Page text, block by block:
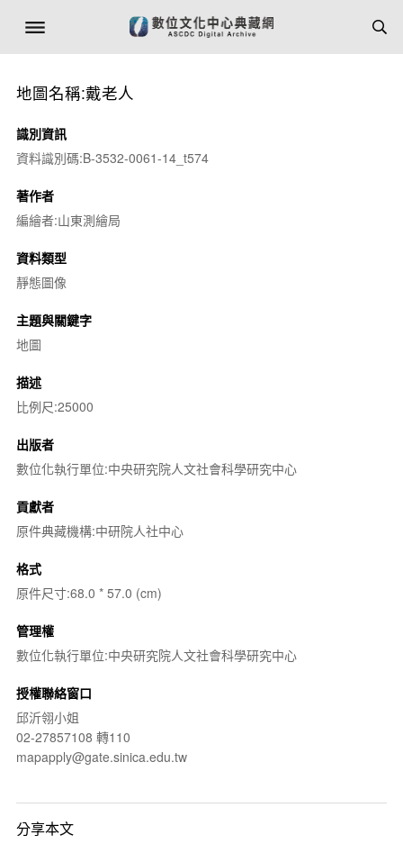
地圖名稱:戴老人
識別資訊
資料識別碼:B-3532-0061-14_t574
著作者
編繪者:山東測繪局
資料類型
靜態圖像
主題與關鍵字
地圖
描述
比例尺:25000
出版者
數位化執行單位:中央研究院人文社會科學研究中心
貢獻者
原件典藏機構:中研院人社中心
格式
原件尺寸:68.0 * 57.0 (cm)
管理權
數位化執行單位:中央研究院人文社會科學研究中心
授權聯絡窗口
邱沂翎小姐
02-27857108 轉110
mapapply@gate.sinica.edu.tw
分享本文